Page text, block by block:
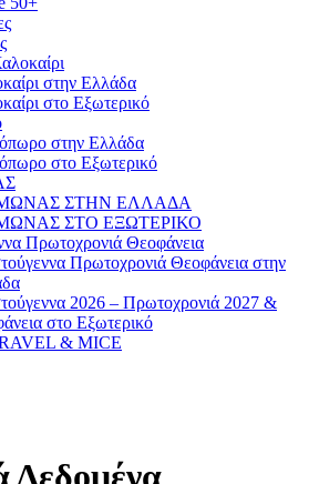
στην Ελλάδα
στο Εξωτερικό
στην Ελλάδα
στο Εξωτερικό
ΣΤΗΝ ΕΛΛΑΔΑ
ΣΤΟ ΕΞΩΤΕΡΙΚΟ
Πρωτοχρονιά Θεοφάνεια
Πρωτοχρονιά Θεοφάνεια στην
2026 – Πρωτοχρονιά 2027 &
στο Εξωτερικό
& MICE